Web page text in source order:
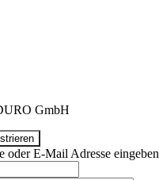
GmbH
oder E-Mail Adresse eingeben